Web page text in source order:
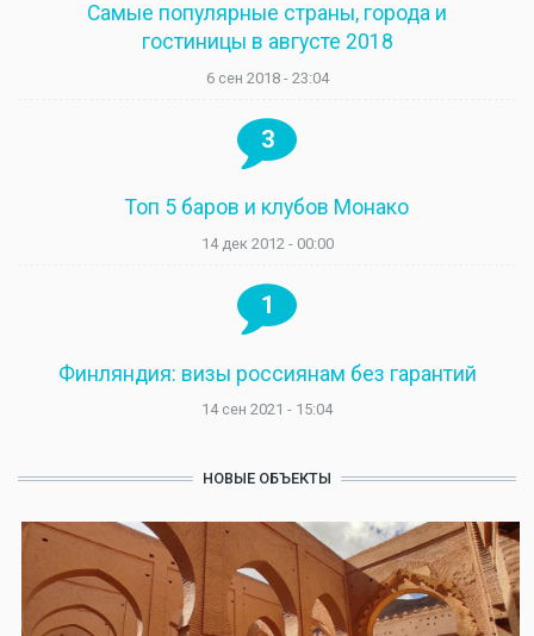
Самые популярные страны, города и
гостиницы в августе 2018
6 сен 2018 - 23:04
3
Топ 5 баров и клубов Монако
14 дек 2012 - 00:00
1
Финляндия: визы россиянам без гарантий
14 сен 2021 - 15:04
НОВЫЕ ОБЪЕКТЫ